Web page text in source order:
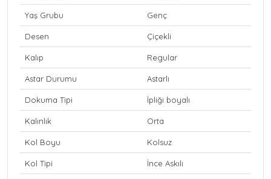
Yaş Grubu Genç
Desen Çiçekli
Kalıp Regular
Astar Durumu Astarlı
Dokuma Tipi İpliği boyalı
Kalınlık Orta
Kol Boyu Kolsuz
Kol Tipi İnce Askılı